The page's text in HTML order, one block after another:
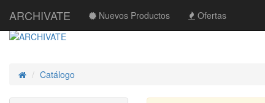
ARCHIVATE Nuevos Productos Ofertas
InicioCatálogo